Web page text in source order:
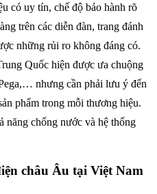
có uy tín, chế độ bảo hành rõ
trên các diễn đàn, trang đánh
những rủi ro không đáng có.
Quốc hiện được ưa chuộng
nhưng cần phải lưu ý đến
phẩm trong mỗi thương hiệu.
năng chống nước và hệ thống
châu Âu tại Việt Nam